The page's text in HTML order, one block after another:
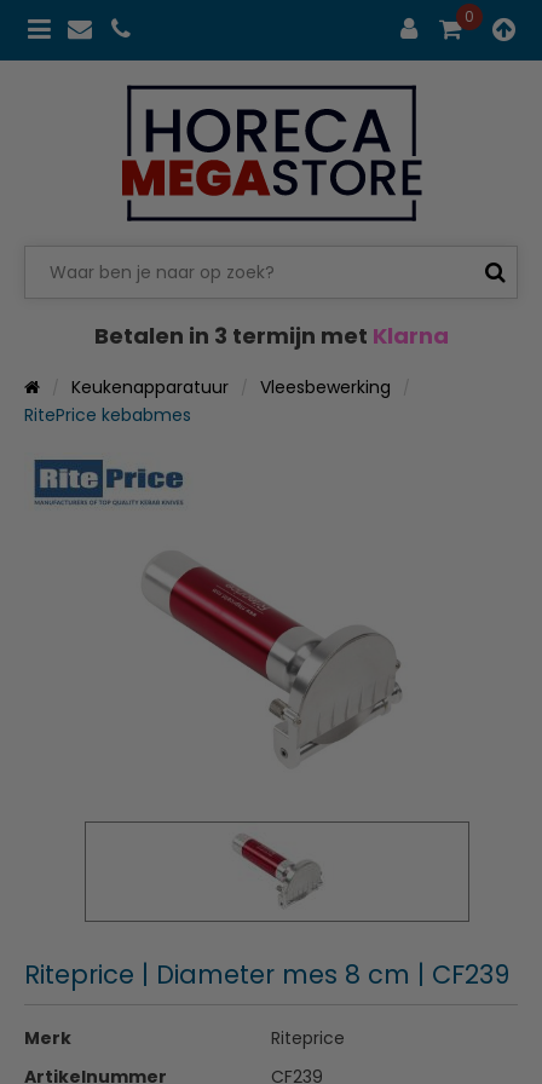
0
Betalen in 3 termijn met Klarna
Keukenapparatuur
Vleesbewerking
RitePrice kebabmes
Riteprice | Diameter mes 8 cm | CF239
Merk
Riteprice
Artikelnummer
CF239